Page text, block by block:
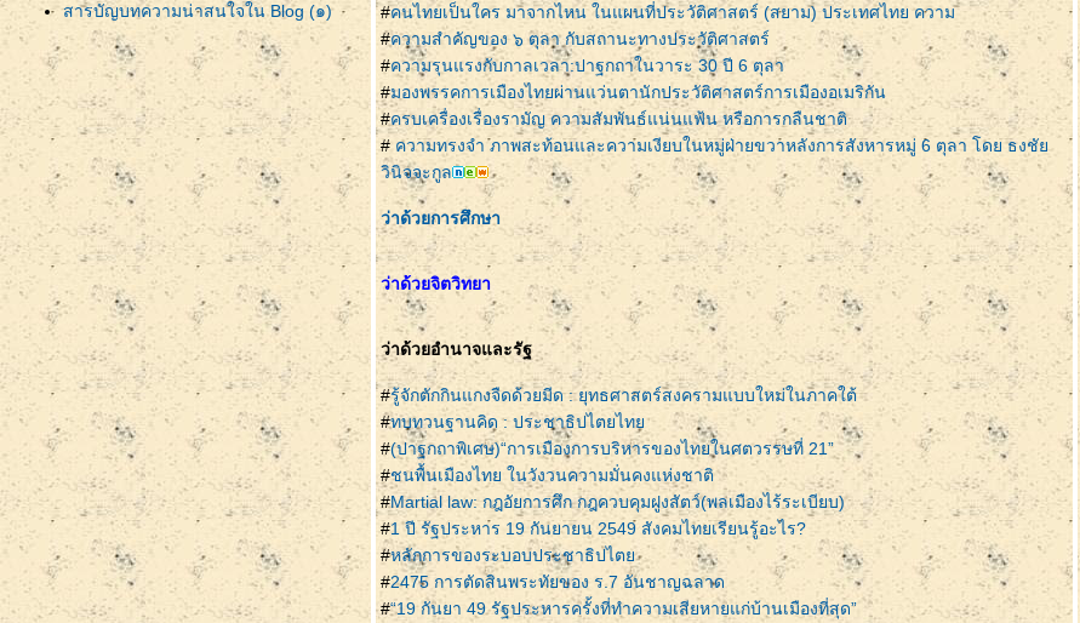
สารบัญบทความน่าสนใจใน Blog (๑)
#คนไทยเป็นใคร มาจากไหน ในแผนที่ประวัติศาสตร์ (สยาม) ประเทศไท ความ
#ความสำคัญของ ๖ ตุลา กับสถานะทางประวัติศาสตร์
#ความรุนแรงกับกาลเวลา:ปาฐกถาในวาระ 30 ปี 6 ตุลา
#มองพรรคการเมืองไทยผ่านแว่นตานักประวัติศาสตร์การเมืองอเมริกัน
#ครบเครื่องเรื่องรามัญ ความสัมพันธ์แน่นแฟ้น หรือการกลืนชาติ
# ความทรงจำ ภาพสะท้อนและความเงียบในหมู่ฝ่ายขวาหลังการสังหารหมู่ 6 ตุลา โดย ธงชั
วินิจจะกูล
ว่าด้วยการศึกษา
ว่าด้วยจิตวิทยา
ว่าด้วยอำนาจและรัฐ
#รู้จักตักกินแกงจืดด้วยมีด : ยุทธศาสตร์สงครามแบบใหม่ในภาคใต้
#ทบทวนฐานคิด : ประชาธิปไตยไท
#(ปาฐกถาพิเศษ)“การเมืองการบริหารของไทยในศตวรรษที่ 21”
#ชนพื้นเมืองไทย ในวังวนความมั่นคงแห่งชาติ
#Martial law: กฎอัยการศึก กฎควบคุมฝูงสัตว์(พลเมืองไร้ระเบียบ)
#1 ปี รัฐประหาร 19 กันยายน 2549 สังคมไทยเรียนรู้อะไร?
#หลักการของระบอบประชาธิปไต
#2475 การตัดสินพระทัยของ ร.7 อันชาญฉลาด
#“19 กันยา 49 รัฐประหารครั้งที่ทำความเสียหายแก่บ้านเมืองที่สุด”